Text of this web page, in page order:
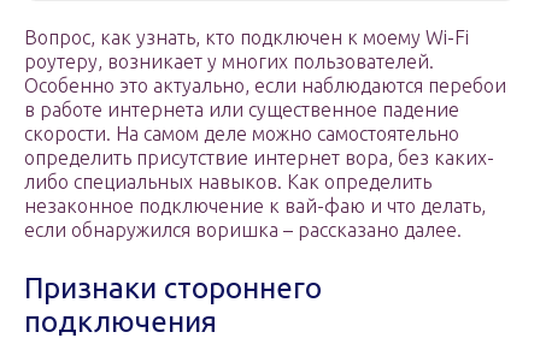
Вопрос, как узнать, кто подключен к моему Wi-Fi
роутеру, возникает у многих пользователей.
Особенно это актуально, если наблюдаются перебои
в работе интернета или существенное падение
скорости. На самом деле можно самостоятельно
определить присутствие интернет вора, без каких-
либо специальных навыков. Как определить
незаконное подключение к вай-фаю и что делать,
если обнаружился воришка – рассказано далее.
Признаки стороннего
подключения